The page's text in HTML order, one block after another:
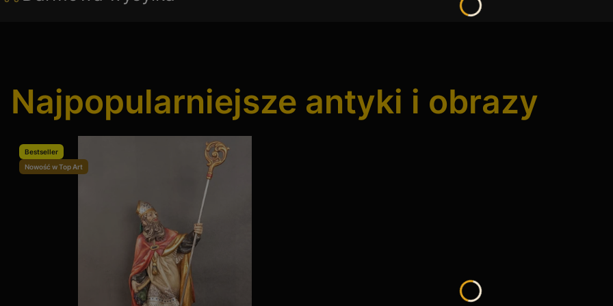
To doskonały prezent dla osoby, która "ma już wszystko". Mlecznik jest mały, dekoracyjny i bardzo osobisty. Wybierając egzemplarz z historycznej
konkretnym rodowodem artystycznym.
Na co zwrócić uwagę przy ocenie stanu zachowania tak małego naczynia?
W przypadku mleczników najistotniejszy jest wylew (dzióbek) – każda mikro-szczerba obniża wartość antykwaryczną. Jako profesjonalna
na krawędziach i uchwytach były zachowane w najwyższym stopniu.
Jak pakujemy mleczniki do wysyłki?
Mleczniki mają zazwyczaj bardzo cienkie, fantazyjne uszka. Stosujemy technikę podwójnego kartonu i gniazd z pianki, aby rączka dzbanuszka nie
bezpieczeństwo antyków to nasza misja.
© 2026 Top Art Galeria Sztuki. Wszystkie prawa zastrzeżone.
Najpopularniejsze antyki i obrazy
Bestseller
Nowość w Top Art